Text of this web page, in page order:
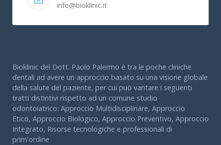
info@bioklinic.it
Bioklinic del Dott. Paolo Palermo è tra le poche cliniche
dentali ad avere un approccio basato su una visione globale
della salute del paziente, per cui può vantare i seguenti
tratti distintivi rispetto ad un comune studio
odontoiatrico: Approccio Multidisciplinare, Approccio
Etico, Approccio Biologico, Approccio Preventivo, Approccio
Integrato, Risorse tecnologiche e professionali di
prim'ordine